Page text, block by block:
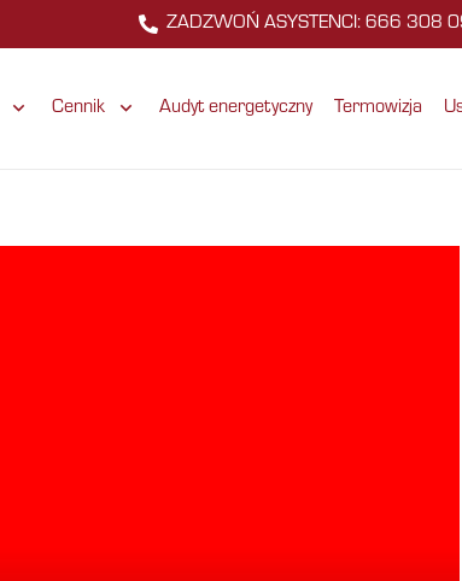
ZADZWOŃ ASYSTENCI: 666 308
Cennik Audyt energetyczny Termowizja